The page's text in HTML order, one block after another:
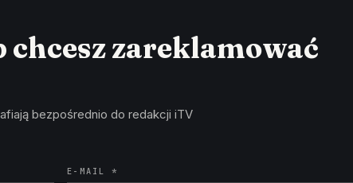
chcesz zareklamować
bezpośrednio do redakcji iTV
E-MAIL *